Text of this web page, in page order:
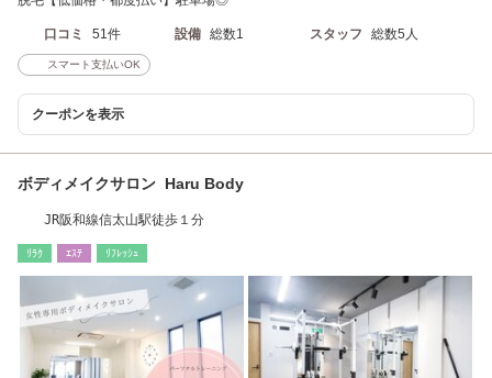
口コミ 51件 設備 総数1 スタッフ 総数5人
スマート支払いOK
クーポンを表示
ボディメイクサロン Haru Body
JR阪和線信太山駅徒歩１分
ﾘﾗｸ ｴｽﾃ ﾘﾌﾚｯｼｭ